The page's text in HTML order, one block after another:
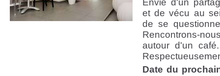
Envie d'un
et de vécu au
de se
Rencontrons-
autour d'un
Date du